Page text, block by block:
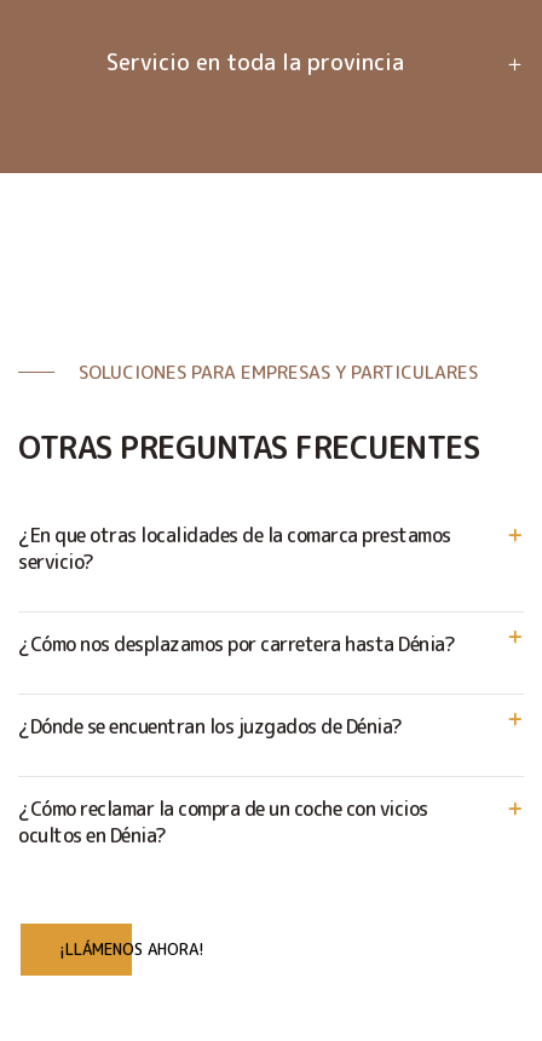
Servicio en toda la provincia
SOLUCIONES PARA EMPRESAS Y PARTICULARES
OTRAS PREGUNTAS FRECUENTES
¿En que otras localidades de la comarca prestamos
servicio?
¿Cómo nos desplazamos por carretera hasta Dénia?
¿Dónde se encuentran los juzgados de Dénia?
¿Cómo reclamar la compra de un coche con vicios
ocultos en Dénia?
¡LLÁMENOS AHORA!